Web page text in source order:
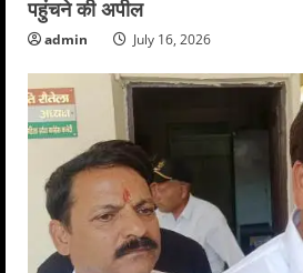
पहुंचने की अपील
admin July 16, 2026